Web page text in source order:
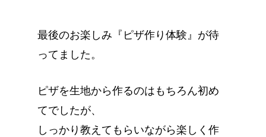
最後のお楽しみ『ピザ作り体験』が待
ってました。
ピザを生地から作るのはもちろん初め
てでしたが、
しっかり教えてもらいながら楽しく作